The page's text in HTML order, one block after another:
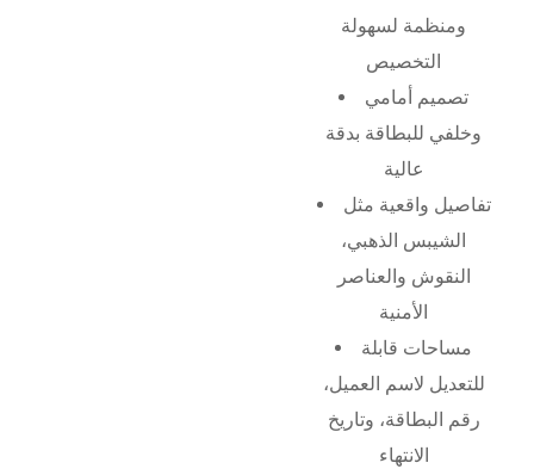
ومنظمة لسهولة
التخصيص
تصميم أمامي
وخلفي للبطاقة بدقة
عالية
تفاصيل واقعية مثل
الشيبس الذهبي،
النقوش والعناصر
الأمنية
مساحات قابلة
للتعديل لاسم العميل،
رقم البطاقة، وتاريخ
الانتهاء